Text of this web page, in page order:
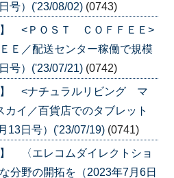
号）('23/08/02) (0743)
】 <ＰＯＳＴ ＣＯＦＦＥＥ>
／配送センター稼働で規模
号）('23/07/21) (0742)
】 <ナチュラルリビング マ
カイ／百貨店でのタブレット
13日号）('23/07/19) (0741)
】 〈エレコムダイレクトショ
分野の開拓を（2023年7月6日